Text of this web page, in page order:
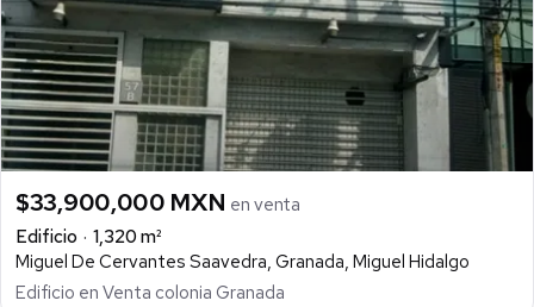
$33,900,000 MXN en venta
Edificio
1,320 m²
Miguel De Cervantes Saavedra, Granada, Miguel Hidalgo
Edificio en Venta colonia Granada